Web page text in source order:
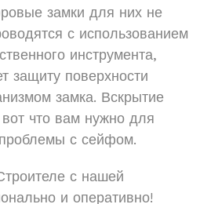
замки для них не
с использованием
инструмента,
защиту поверхности
замка. Вскрытие
что вам нужно для
с сейфом.
с нашей
и оперативно!